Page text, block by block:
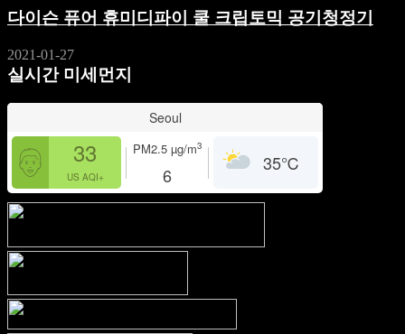
다이슨 퓨어 휴미디파이 쿨 크립토믹 공기청정기
2021-01-27
실시간 미세먼지
Seoul
33
US AQI+
PM2.5 µg/m3
6
35℃